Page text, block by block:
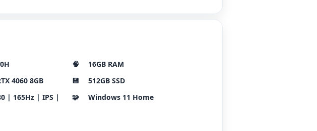
🧠
16GB RAM
4060 8GB 💾
512GB SSD
| 165Hz | IPS |
🧩 Windows 11 Home